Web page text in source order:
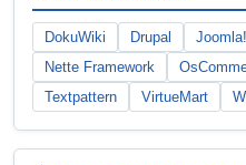
DokuWiki Drupal Joomla!
Nette Framework
Textpattern
VirtueMart